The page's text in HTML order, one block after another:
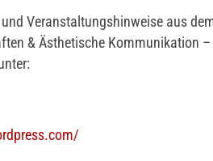
Veranstaltungshinweise aus
& Ästhetische Kommunikation